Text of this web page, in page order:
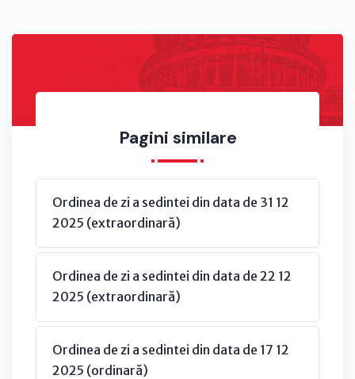
Pagini similare
Ordinea de zi a sedintei din data de 31 12
2025 (extraordinară)
Ordinea de zi a sedintei din data de 22 12
2025 (extraordinară)
Ordinea de zi a sedintei din data de 17 12
2025 (ordinară)